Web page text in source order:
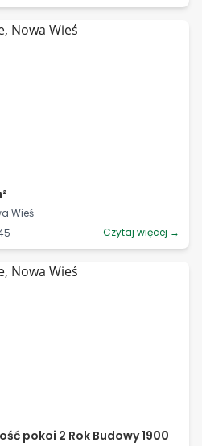
Wieś
Czytaj więcej →
pokoi 2 Rok Budowy 1900